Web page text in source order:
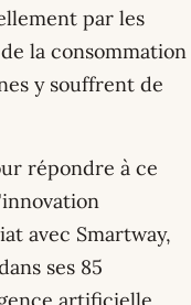
par les
la consommation
y souffrent de
répondre à ce
avec Smartway,
ses 85